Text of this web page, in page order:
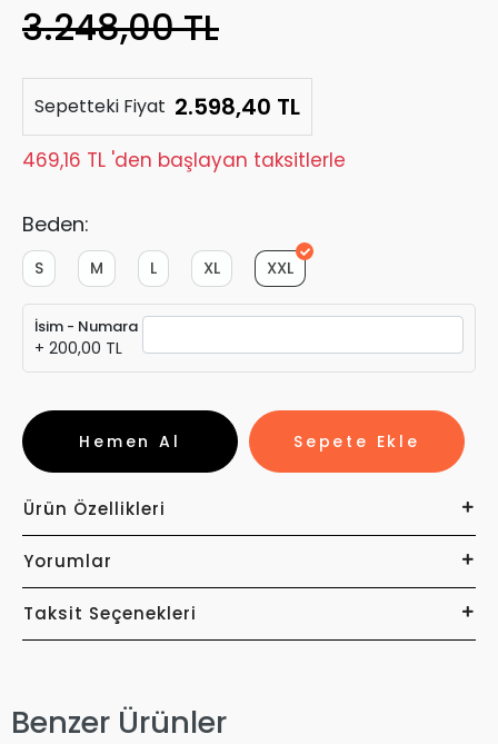
3.248,00 TL
Sepetteki Fiyat 2.598,40 TL
469,16 TL 'den başlayan taksitlerle
Beden:
XXL
XL
L
M
S
İsim - Numara
+ 200,00 TL
Sepete Ekle
Hemen Al
Ürün Özellikleri
Yorumlar
Taksit Seçenekleri
Benzer Ürünler